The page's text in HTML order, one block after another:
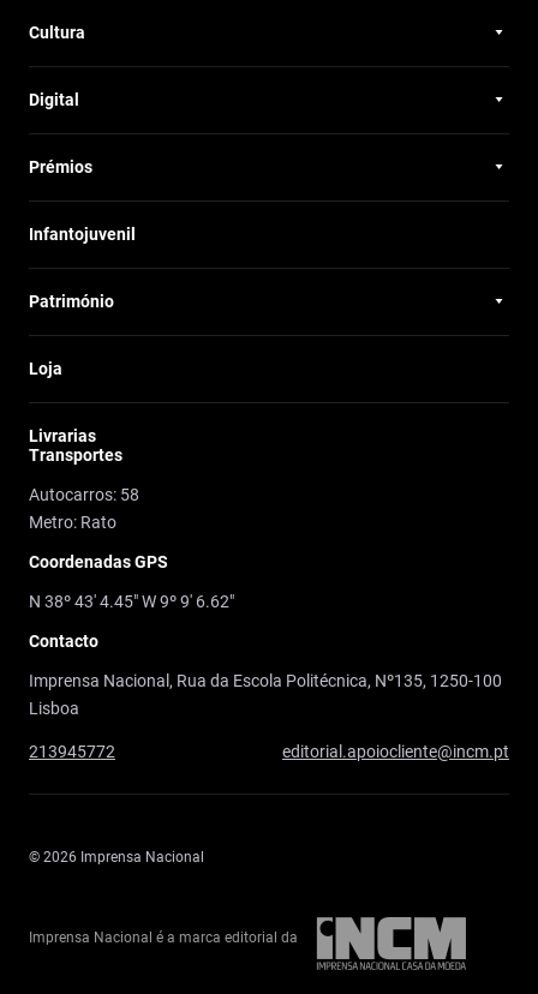
Cultura
Digital
Prémios
Infantojuvenil
Património
Loja
Livrarias
Transportes
Autocarros: 58
Metro: Rato
Coordenadas GPS
N 38º 43' 4.45" W 9º 9' 6.62"
Contacto
Imprensa Nacional, Rua da Escola Politécnica, Nº135, 1250-100
Lisboa
213945772 editorial.apoiocliente@incm.pt
© 2026 Imprensa Nacional
Imprensa Nacional é a marca editorial da